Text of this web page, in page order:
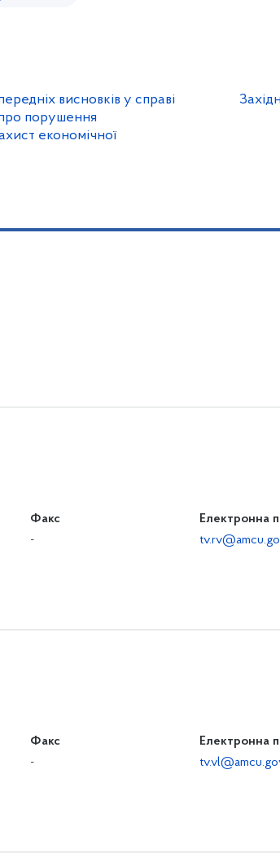
висновків у справі
порушення
економічної
Факс
-
Електронна
Факс
-
Електронна